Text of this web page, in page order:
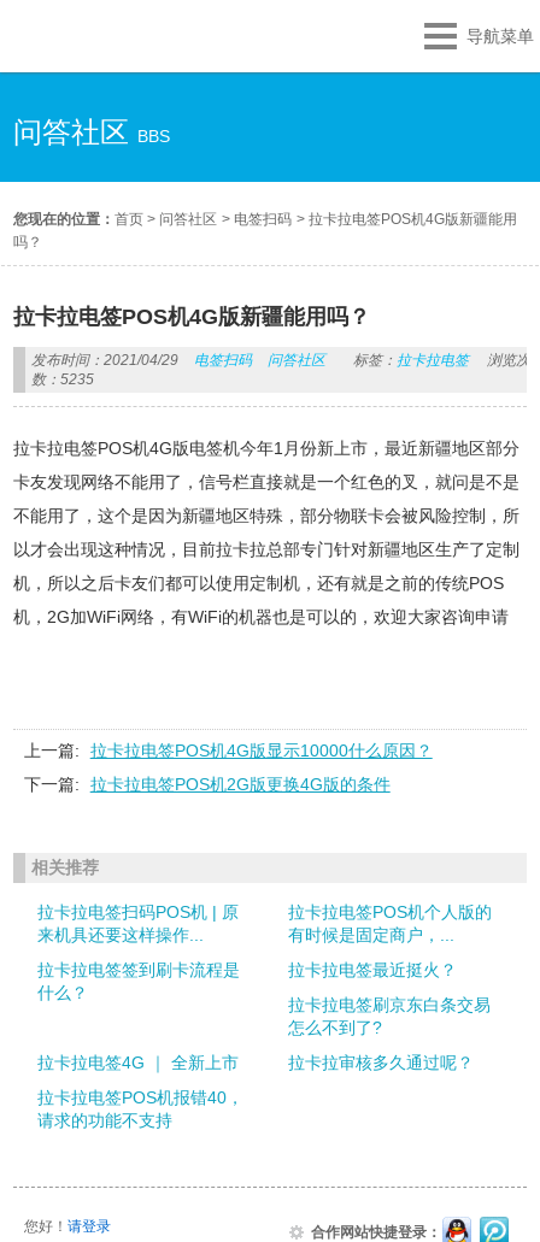
导航菜单
问答社区 BBS
您现在的位置：首页 > 问答社区 > 电签扫码 >拉卡拉电签POS机4G版新疆能用
吗？
拉卡拉电签POS机4G版新疆能用吗？
发布时间：2021/04/29 电签扫码 问答社区 标签： 拉卡拉电签
浏览次
数：5235
拉卡拉电签POS机4G版电签机今年1月份新上市，最近新疆地区部分
卡友发现网络不能用了，信号栏直接就是一个红色的叉，就问是不是
不能用了，这个是因为新疆地区特殊，部分物联卡会被风险控制，所
以才会出现这种情况，目前拉卡拉总部专门针对新疆地区生产了定制
机，所以之后卡友们都可以使用定制机，还有就是之前的传统POS
机，2G加WiFi网络，有WiFi的机器也是可以的，欢迎大家咨询申请
上一篇:
拉卡拉电签POS机4G版显示10000什么原因？
下一篇:
拉卡拉电签POS机2G版更换4G版的条件
相关推荐
拉卡拉电签扫码POS机 | 原
来机具还要这样操作...
拉卡拉电签POS机个人版的
有时候是固定商户，...
拉卡拉电签签到刷卡流程是
什么？
拉卡拉电签最近挺火？
拉卡拉电签刷京东白条交易
怎么不到了?
拉卡拉电签4G ｜ 全新上市
拉卡拉审核多久通过呢？
拉卡拉电签POS机报错40，
请求的功能不支持
您好！ 请登录 合作网站快捷登录：